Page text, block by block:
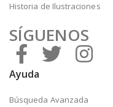
Historia de Ilustraciones
SÍGUENOS
Ayuda
Búsqueda Avanzada